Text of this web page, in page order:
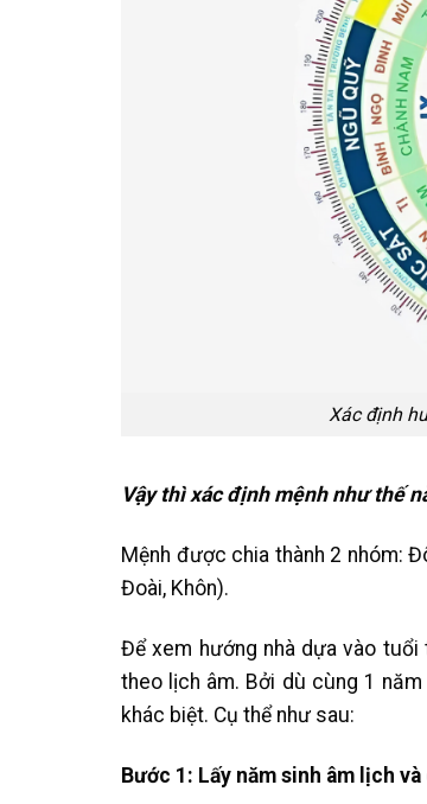
Xác định
Vậy thì xác định mệnh như thế
Mệnh được chia thành 2 nhóm:
Đoài, Khôn).
Để xem hướng nhà dựa vào
theo lịch âm. Bởi dù cùng 1
khác biệt. Cụ thể như sau:
Bước 1: Lấy năm sinh âm lịch